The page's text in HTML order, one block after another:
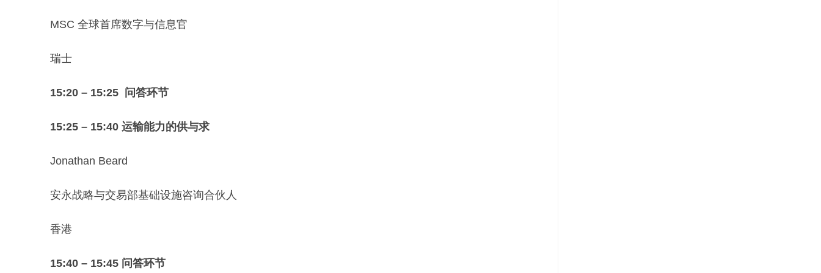
MSC 全球首席数字与信息官
瑞士
15:20 – 15:25 问答环节
15:25 – 15:40 运输能力的供与求
Jonathan Beard
安永战略与交易部基础设施咨询合伙人
香港
15:40 – 15:45 问答环节